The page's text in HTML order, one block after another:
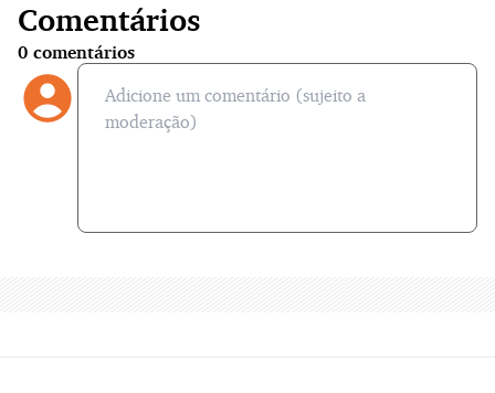
Comentários
0 comentários